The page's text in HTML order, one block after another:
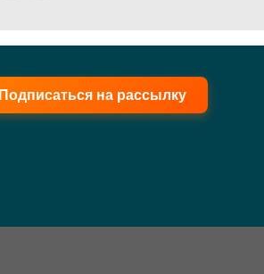
Подписаться на рассылку